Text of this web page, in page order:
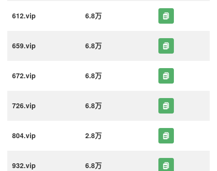
612.vip 6.8万
659.vip 6.8万
672.vip 6.8万
726.vip 6.8万
804.vip 2.8万
932.vip 6.8万